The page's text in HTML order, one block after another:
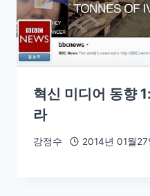
혁신 미디어 동향
라
강정수 2014년 01월27